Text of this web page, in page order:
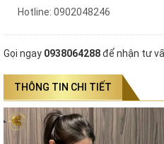
Hotline: 0902048246
Gọi ngay 0938064288để nhận tư
THÔNG TIN CHI TIẾT